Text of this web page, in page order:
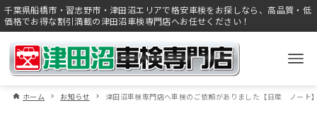
千葉県船橋市・習志野市・津田沼エリアで格安車検をお探しなら、高品質・低
価格でお得な割引満載の津田沼車検専門店へお任せください！
ホーム お知らせ 津田沼車検専門店へ車検のご依頼がありました【日産 ノート